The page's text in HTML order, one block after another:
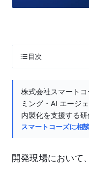
目次
株式会社スマート
ミング・AI エージ
内製化を支援する
スマートコーズに相
開発現場において